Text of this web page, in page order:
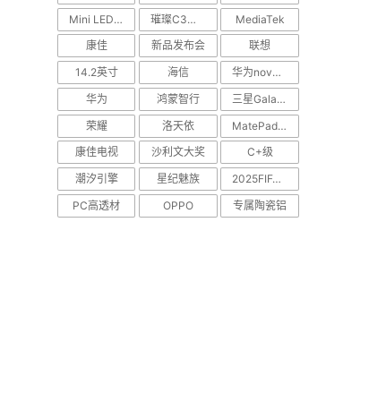
Mini LED电视
璀璨C3系列
MediaTek
康佳
新品发布会
联想
14.2英寸
海信
华为nova Flip
华为
鸿蒙智行
三星Galaxy S25 Edge
荣耀
洛天依
MatePad Pro
康佳电视
沙利文大奖
C+级
潮汐引擎
星纪魅族
2025FIFA世俱杯
PC高透材
OPPO 专属陶瓷铝